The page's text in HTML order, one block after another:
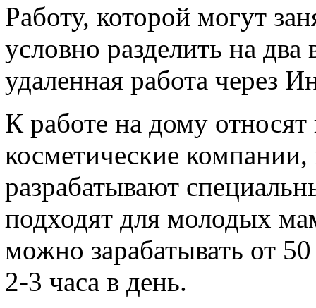
Работу, которой могут
условно разделить на
удаленная работа через
К работе на дому
косметические
разрабатывают
подходят для молодых
можно зарабатывать от
2-3 часа в день.